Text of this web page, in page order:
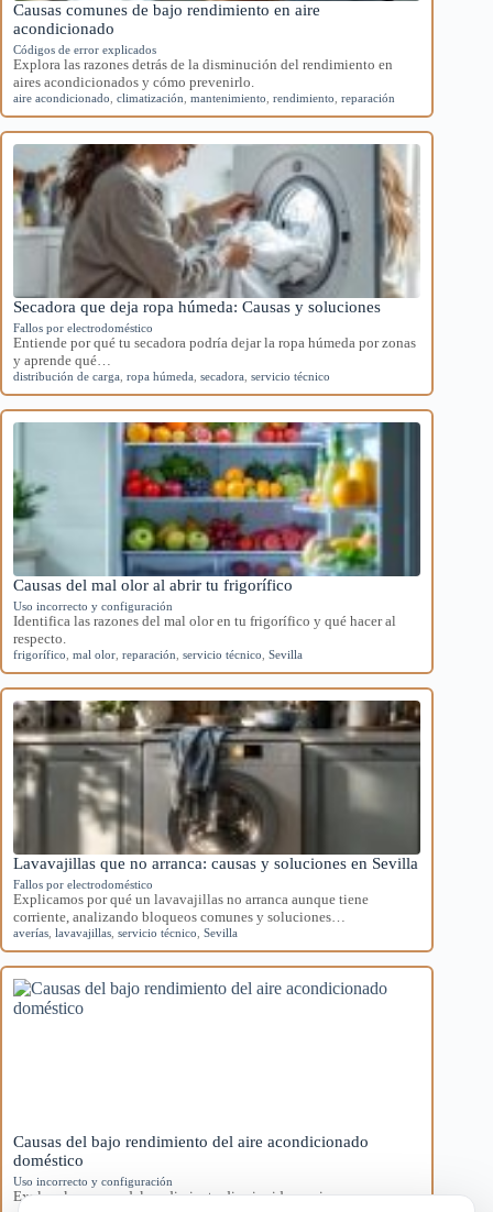
Causas comunes de bajo rendimiento en aire
acondicionado
Códigos de error explicados
Explora las razones detrás de la disminución del rendimiento en
aires acondicionados y cómo prevenirlo.
aire acondicionado climatización mantenimiento rendimiento reparación
Secadora que deja ropa húmeda: Causas y soluciones
Fallos por electrodoméstico
Entiende por qué tu secadora podría dejar la ropa húmeda por zonas
y aprende qué…
distribución de carga ropa húmeda secadora servicio técnico
Causas del mal olor al abrir tu frigorífico
Uso incorrecto y configuración
Identifica las razones del mal olor en tu frigorífico y qué hacer al
respecto.
frigorífico mal olor reparación servicio técnico Sevilla
Lavavajillas que no arranca: causas y soluciones en Sevilla
Fallos por electrodoméstico
Explicamos por qué un lavavajillas no arranca aunque tiene
corriente, analizando bloqueos comunes y soluciones…
averías lavavajillas servicio técnico Sevilla
Causas del bajo rendimiento del aire acondicionado
doméstico
Uso incorrecto y configuración
Explora las causas del rendimiento disminuido en aires